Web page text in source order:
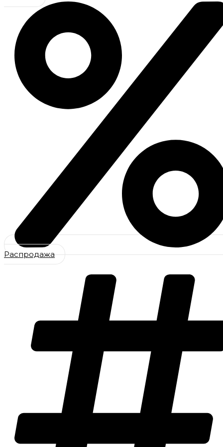
Распродажа